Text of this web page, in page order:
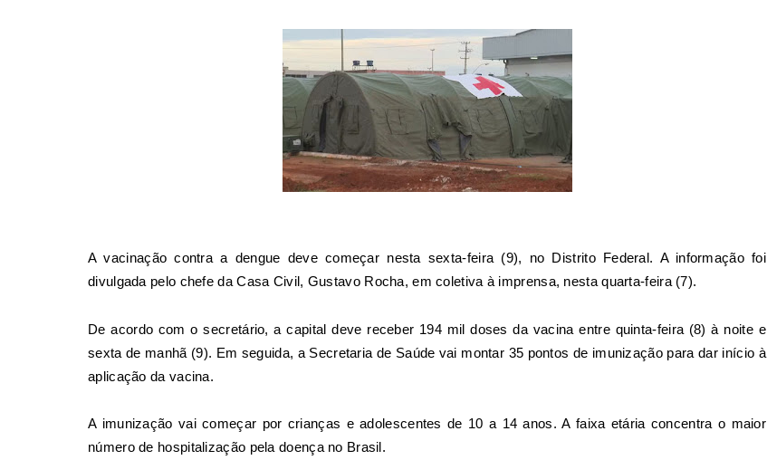
Avacinação contra a dengue deve começar nesta sexta-feira (9), no Distrito Federal. A informação foi
divulgada pelo chefe da Casa Civil, Gustavo Rocha, em coletiva à imprensa, nesta quarta-feira (7).
De acordo com o secretário, a capital deve receber 194 mil doses da vacina entre quinta-feira (8) à noite e
sexta de manhã (9). Em seguida, a Secretaria de Saúde vai montar 35 pontos de imunização para dar início à
aplicação da vacina.
A imunização vai começar por crianças e adolescentes de 10 a 14 anos. A faixa etária concentra o maior
número de hospitalização pela doença no Brasil.